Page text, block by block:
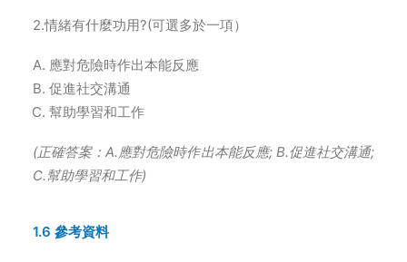
2.情緒有什麼功用?(可選多於一項）
應對危險時作出本能反應
促進社交溝通
幫助學習和工作
(正確答案：A.應對危險時作出本能反應; B.促進社交溝通;
C.幫助學習和工作)
1.6 參考資料